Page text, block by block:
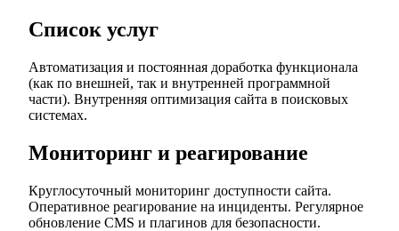
Список услуг
Автоматизация и постоянная доработка функционала
(как по внешней, так и внутренней программной
части). Внутренняя оптимизация сайта в поисковых
системах.
Мониторинг и реагирование
Круглосуточный мониторинг доступности сайта.
Оперативное реагирование на инциденты. Регулярное
обновление CMS и плагинов для безопасности.